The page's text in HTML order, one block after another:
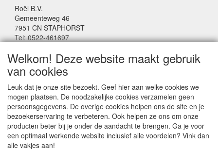
Roël B.V.
Gemeenteweg 46
7951 CN STAPHORST
Tel: 0522-461697
Facebook: www.facebook.com/roelspeelgoed
Openingstijden Winkel:
Maandag t/m Vrijdag: 9:00 - 17:30
Zaterdag: 9:00 - 17:00
Donderdagavond koopavond: 19:00 - 21:00
SERVICE
Welkom! Deze website maakt gebruik
van cookies
Leuk dat je onze site bezoekt. Geef hier aan welke cookies we
mogen plaatsen. De noodzakelijke cookies verzamelen geen
persoonsgegevens. De overige cookies helpen ons de site en je
bezoekerservaring te verbeteren. Ook helpen ze ons om onze
producten beter bij je onder de aandacht te brengen. Ga je voor
een optimaal werkende website inclusief alle voordelen? Vink dan
alle vakjes aan!